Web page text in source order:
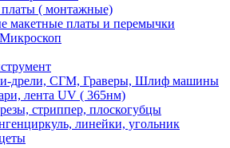
( монтажные)
макетные платы и перемычки
дрели, СГМ, Граверы, Шлиф машины
лента UV ( 365нм)
cтриппер, плоскогубцы
линейки, угольник